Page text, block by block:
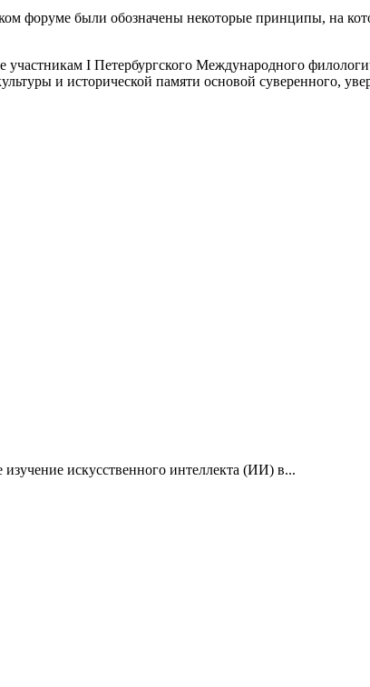
форуме были обозначены некоторые принципы, на
I Петербургского Международного
и исторической памяти основой суверенного,
искусственного интеллекта (ИИ) в...